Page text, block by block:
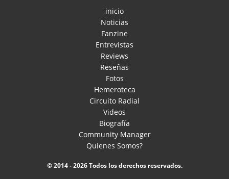
inicio
Noticias
Fanzine
Entrevistas
Reviews
Reseñas
Fotos
Hemeroteca
Circuito Radial
Videos
Biografía
Community Manager
Quienes Somos?
© 2014 - 2026 Todos los derechos reservados.